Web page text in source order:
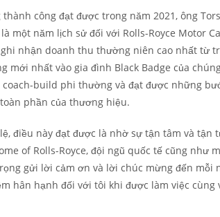
công đạt được trong năm 2021, ông
một năm lịch sử đối với Rolls-Royce Motor
nhận doanh thu thường niên cao nhất từ
mới nhất vào gia đình Black Badge của
coach-build phi thường và đạt được những
phần của thương hiệu.
điều này đạt được là nhờ sự tận tâm và tận
of Rolls-Royce, đội ngũ quốc tế cũng như
gửi lời cảm ơn và lời chúc mừng đến mỗi
hân hạnh đối với tôi khi được làm việc cùng